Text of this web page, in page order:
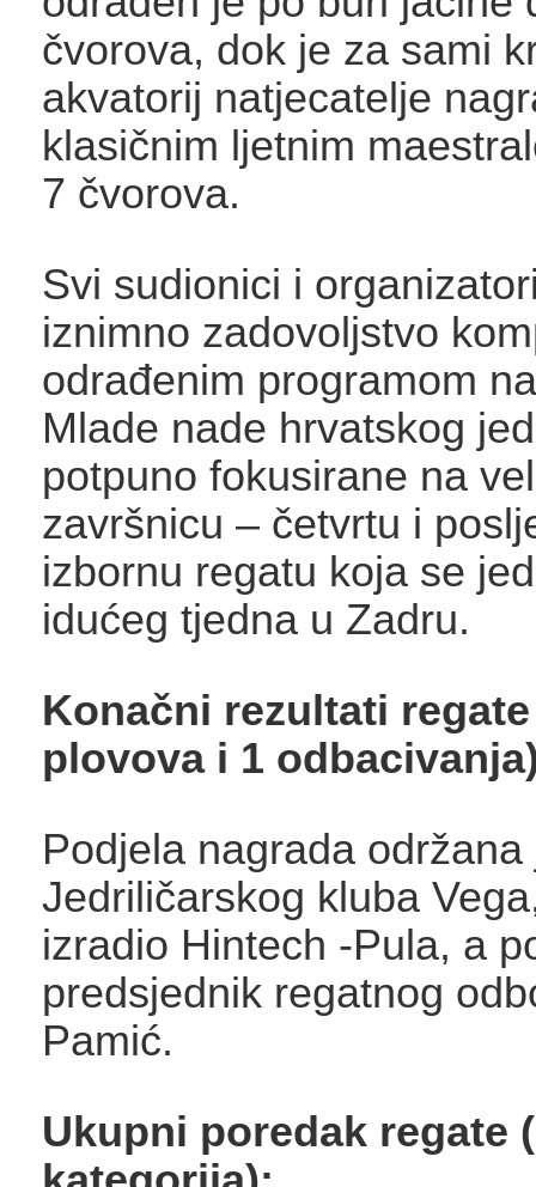
čvorova, dok je za sami
akvatorij natjecatelje
klasičnim ljetnim
7 čvorova.
Svi sudionici i
iznimno zadovoljstvo
odrađenim programom
Mlade nade hrvatskog
potpuno fokusirane na
završnicu – četvrtu i
izbornu regatu koja se
idućeg tjedna u Zadru.
Konačni rezultati
plovova i 1
Podjela nagrada
Jedriličarskog kluba
izradio Hintech -Pula, a
predsjednik regatnog
Pamić.
Ukupni poredak regate